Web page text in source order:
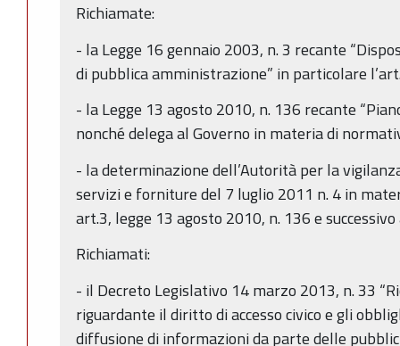
Richiamate:
- la Legge 16 gennaio 2003, n. 3 recante
di pubblica amministrazione” in particolare
- la Legge 13 agosto 2010, n. 136 recante
nonché delega al Governo in materia di
- la determinazione dell’Autorità per la
servizi e forniture del 7 luglio 2011 n. 4 in
art.3, legge 13 agosto 2010, n. 136 e
Richiamati:
- il Decreto Legislativo 14 marzo 2013, n. 33
riguardante il diritto di accesso civico e gli
diffusione di informazioni da parte delle